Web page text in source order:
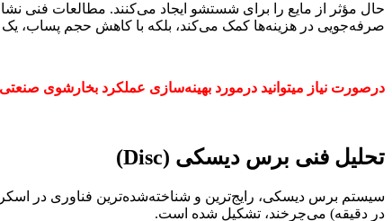
صرفه‌جویی در هزینه‌ها کمک می‌کند، بلکه با کاهش حجم پساب، یک
درصورت نیاز میتوانید درمورد بهینه‌سازی عملکرد بخارشوی
تحلیل فنی برس دیسکی (Disc)
در دقیقه) می‌چرخند، تشکیل شده است.